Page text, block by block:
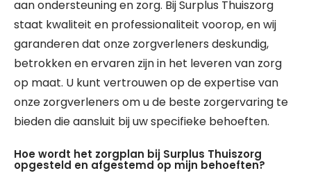
aan ondersteuning en zorg. Bij Surplus Thuiszorg
staat kwaliteit en professionaliteit voorop, en wij
garanderen dat onze zorgverleners deskundig,
betrokken en ervaren zijn in het leveren van zorg
op maat. U kunt vertrouwen op de expertise van
onze zorgverleners om u de beste zorgervaring te
bieden die aansluit bij uw specifieke behoeften.
Hoe wordt het zorgplan bij Surplus Thuiszorg
opgesteld en afgestemd op mijn behoeften?